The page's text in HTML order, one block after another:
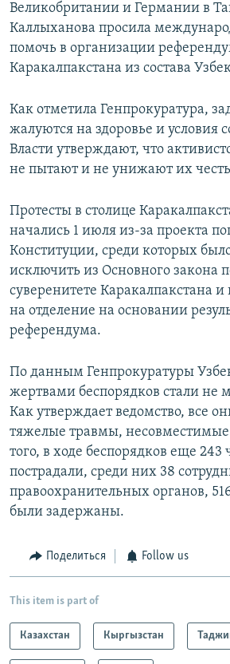
Великобритании и Германии в
Каллыханова просила
помочь в организации
Каракалпакстана из состава
Как отметила Генпрокуратура,
жалуются на здоровье и условия
Власти утверждают, что
не пытают и не унижают их честь
Протесты в столице
начались 1 июля из-за проекта
Конституции, среди которых
исключить из Основного закона
суверенитете Каракалпакстана и
на отделение на основании
референдума.
По данным Генпрокуратуры
жертвами беспорядков стали не
Как утверждает ведомство, все
тяжелые травмы,
того, в ходе беспорядков еще 243
пострадали, среди них 38
правоохранительных органов,
были задержаны.
Поделиться Follow us
This item is part of
Казахстан Кыргызстан